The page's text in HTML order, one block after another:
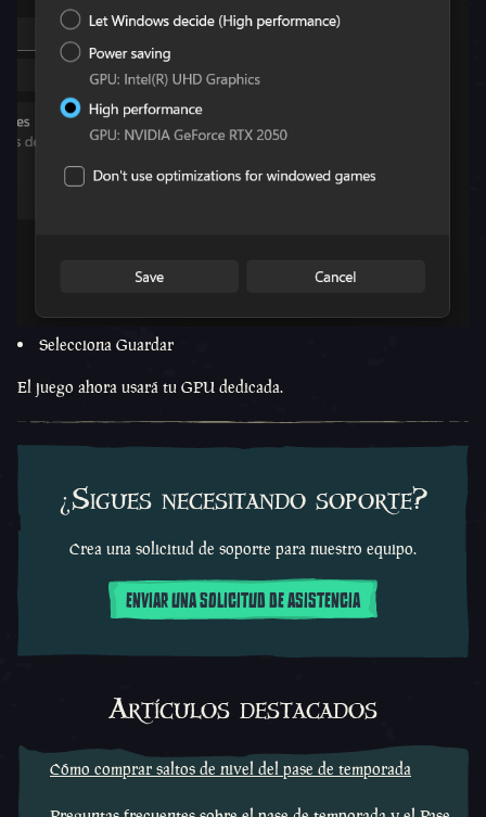
Selecciona Guardar
El juego ahora usará tu GPU dedicada.
¿Sigues necesitando soporte?
Crea una solicitud de soporte para nuestro equipo.
ENVIAR UNA SOLICITUD DE ASISTENCIA
Artículos destacados
Cómo comprar saltos de nivel del pase de temporada